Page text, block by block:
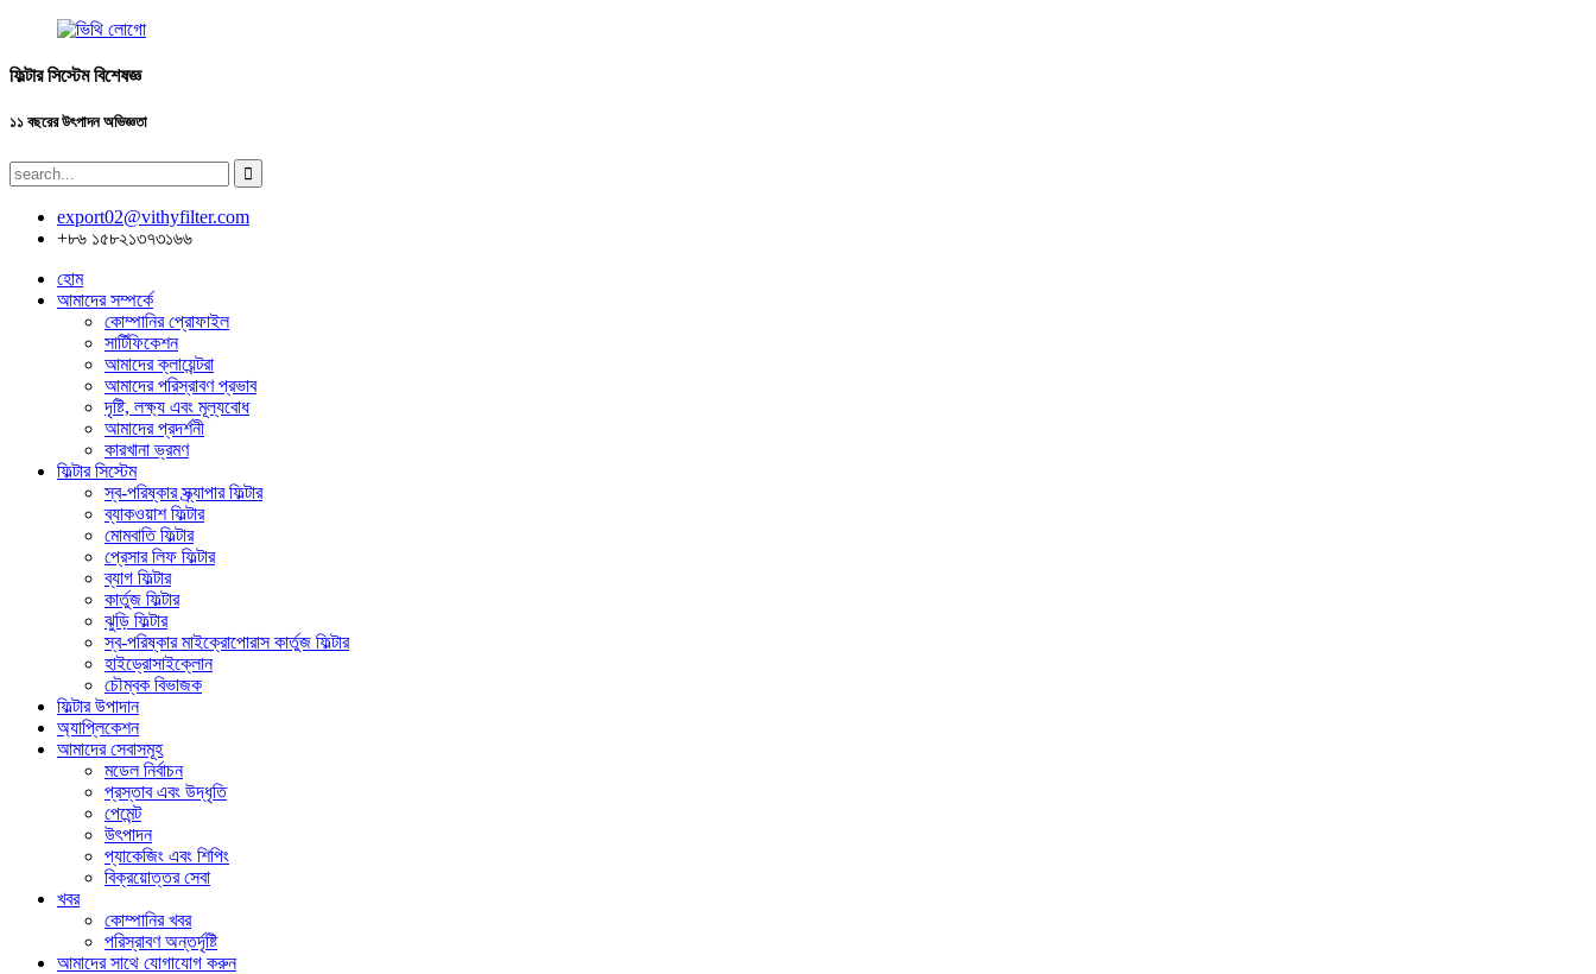
ফিল্টার সিস্টেম বিশেষজ্ঞ
১১ বছরের উৎপাদন অভিজ্ঞতা
export02@vithyfilter.com
+৮৬ ১৫৮২১৩৭৩১৬৬
হোম
আমাদের সম্পর্কে
কোম্পানির প্রোফাইল
সার্টিফিকেশন
আমাদের ক্লায়েন্টরা
আমাদের পরিস্রাবণ প্রভাব
দৃষ্টি, লক্ষ্য এবং মূল্যবোধ
আমাদের প্রদর্শনী
কারখানা ভ্রমণ
ফিল্টার সিস্টেম
স্ব-পরিষ্কার স্ক্র্যাপার ফিল্টার
ব্যাকওয়াশ ফিল্টার
মোমবাতি ফিল্টার
প্রেসার লিফ ফিল্টার
ব্যাগ ফিল্টার
কার্তুজ ফিল্টার
ঝুড়ি ফিল্টার
স্ব-পরিষ্কার মাইক্রোপোরাস কার্তুজ ফিল্টার
হাইড্রোসাইক্লোন
চৌম্বক বিভাজক
ফিল্টার উপাদান
অ্যাপ্লিকেশন
আমাদের সেবাসমূহ
মডেল নির্বাচন
প্রস্তাব এবং উদ্ধৃতি
পেমেন্ট
উৎপাদন
প্যাকেজিং এবং শিপিং
বিক্রয়োত্তর সেবা
খবর
কোম্পানির খবর
পরিস্রাবণ অন্তর্দৃষ্টি
আমাদের সাথে যোগাযোগ করুন